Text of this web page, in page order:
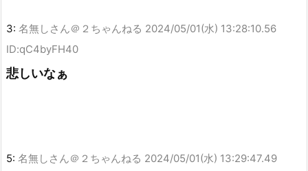
3: 名無しさん＠２ちゃんねる 2024/05/01(水) 13:28:10.56
ID:qC4byFH40
悲しいなぁ
5: 名無しさん＠２ちゃんねる 2024/05/01(水) 13:29:47.49